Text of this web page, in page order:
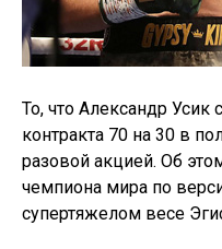
То, что Александр Усик
контракта 70 на 30 в
разовой акцией. Об
чемпиона мира по
супертяжелом весе